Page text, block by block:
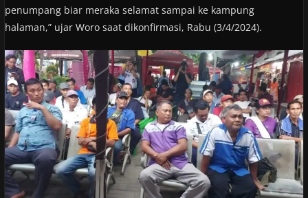
penumpang biar meraka selamat sampai ke kampung
halaman,” ujar Woro saat dikonfirmasi, Rabu (3/4/2024).